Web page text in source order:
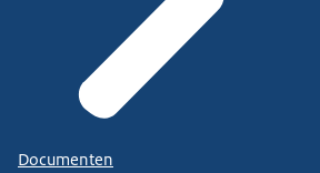
Documenten